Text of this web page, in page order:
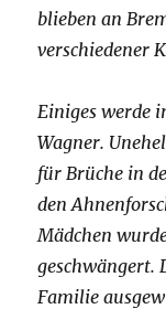
blieben an
verschiedener
Einiges werde
Wagner.
für Brüche in
den
Mädchen
geschwängert.
Familie